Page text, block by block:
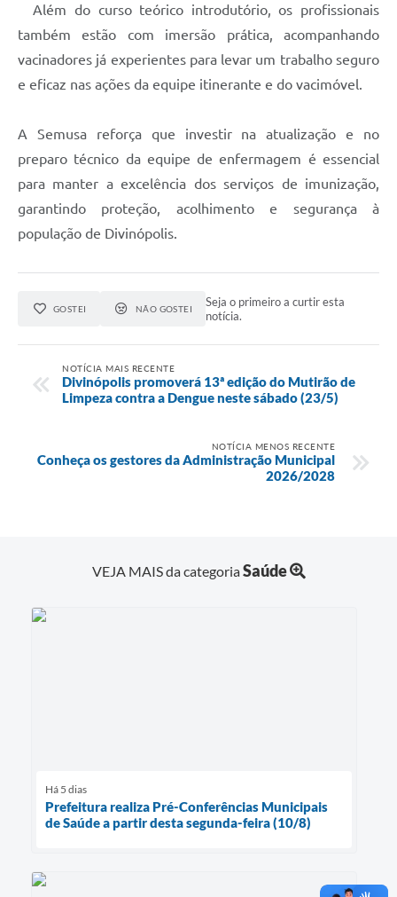
Além do curso teórico introdutório, os profissionais
também estão com imersão prática, acompanhando
vacinadores já experientes para levar um trabalho seguro
e eficaz nas ações da equipe itinerante e do vacimóvel.
A Semusa reforça que investir na atualização e no
preparo técnico da equipe de enfermagem é essencial
para manter a excelência dos serviços de imunização,
garantindo proteção, acolhimento e segurança à
população de Divinópolis.
GOSTEI NÃO GOSTEI
Seja o primeiro a curtir esta
notícia.
NOTÍCIA MAIS RECENTE
Divinópolis promoverá 13ª edição do Mutirão de
Limpeza contra a Dengue neste sábado (23/5)
NOTÍCIA MENOS RECENTE
Conheça os gestores da Administração Municipal
2026/2028
VEJA MAIS da categoriaSaúde
Há 5 dias
Prefeitura realiza Pré-Conferências Municipais
de Saúde a partir desta segunda-feira (10/8)